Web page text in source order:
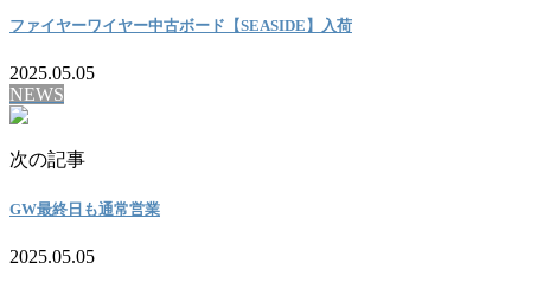
ファイヤーワイヤー中古ボード【SEASIDE】入荷
2025.05.05
NEWS
次の記事
GW最終日も通常営業
2025.05.05